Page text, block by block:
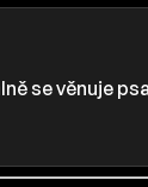
se věnuje